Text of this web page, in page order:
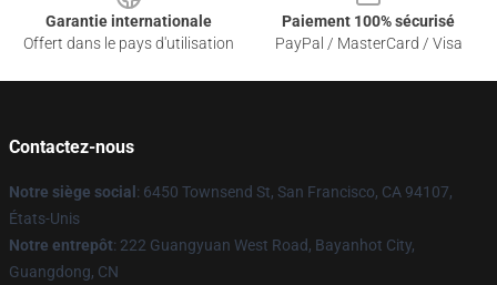
Garantie internationale
Offert dans le pays d'utilisation
Paiement 100% sécurisé
PayPal / MasterCard / Visa
Contactez-nous
Notre siège social : 6450 Townsend St, San Francisco, CA 94107,
États-Unis
Notre entrepôt: 222 Guangyuan West Road, Bayanhot City,
Guangdong, CN